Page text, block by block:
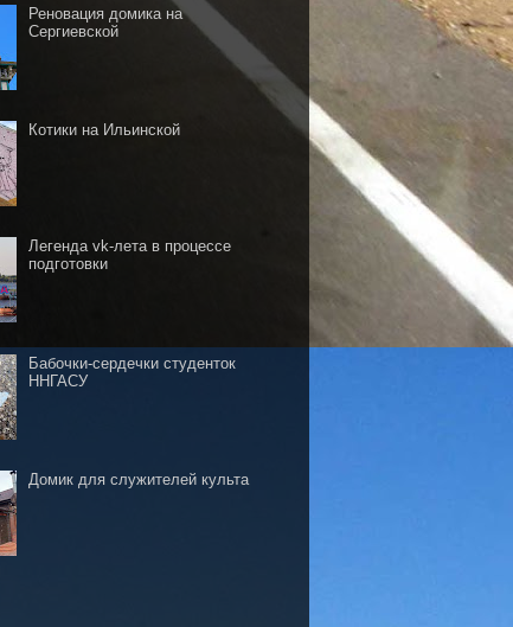
Реновация домика на
Сергиевской
Котики на Ильинской
Легенда vk-лета в процессе
подготовки
Бабочки-сердечки студенток
ННГАСУ
Домик для служителей культа